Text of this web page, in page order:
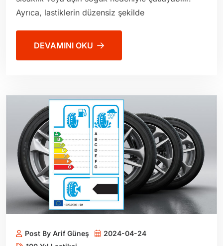
Ayrıca, lastiklerin düzensiz şekilde
DEVAMINI OKU
Post By Arif Güneş
2024-04-24